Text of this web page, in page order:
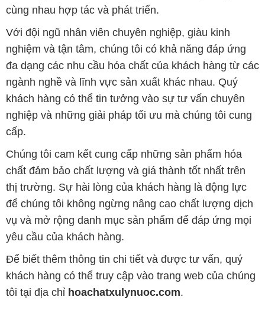
ngành nghề và lĩnh vực sản xuất khác nhau. Quý
khách hàng có thể tin tưởng vào sự tư vấn chuyên
nghiệp và những giải pháp tối ưu mà chúng tôi cung
cấp.
Chúng tôi cam kết cung cấp những sản phẩm hóa
chất đảm bảo chất lượng và giá thành tốt nhất trên
thị trường. Sự hài lòng của khách hàng là động lực
để chúng tôi không ngừng nâng cao chất lượng dịch
vụ và mở rộng danh mục sản phẩm để đáp ứng mọi
yêu cầu của khách hàng.
Để biết thêm thông tin chi tiết và được tư vấn, quý
khách hàng có thể truy cập vào trang web của chúng
tôi tại địa chỉhoachatxulynuoc.com.
Bản quyền © 2016 hoachatxulynuoc.com
CÔNG TY XNK TM SX HÓA CHẤT ĐẮC TRƯỜNG PHÁT